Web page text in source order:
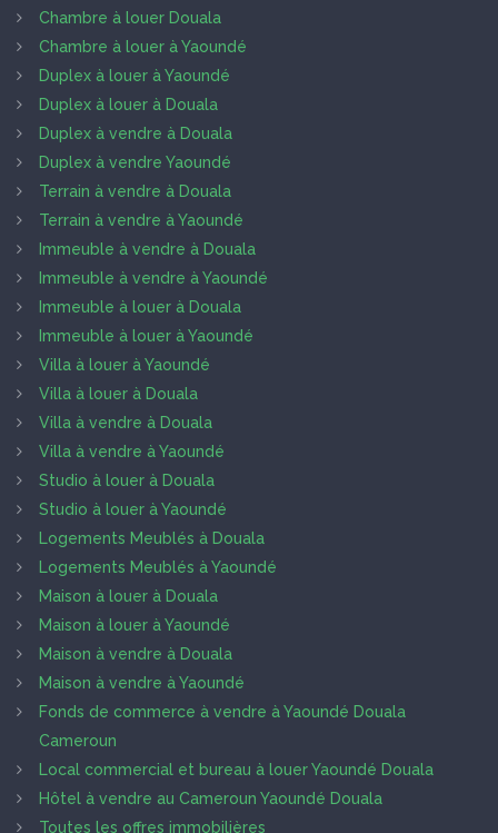
Chambre à louer Douala
Chambre à louer à Yaoundé
Duplex à louer à Yaoundé
Duplex à louer à Douala
Duplex à vendre à Douala
Duplex à vendre Yaoundé
Terrain à vendre à Douala
Terrain à vendre à Yaoundé
Immeuble à vendre à Douala
Immeuble à vendre à Yaoundé
Immeuble à louer à Douala
Immeuble à louer à Yaoundé
Villa à louer à Yaoundé
Villa à louer à Douala
Villa à vendre à Douala
Villa à vendre à Yaoundé
Studio à louer à Douala
Studio à louer à Yaoundé
Logements Meublés à Douala
Logements Meublés à Yaoundé
Maison à louer à Douala
Maison à louer à Yaoundé
Maison à vendre à Douala
Maison à vendre à Yaoundé
Fonds de commerce à vendre à Yaoundé Douala
Cameroun
Local commercial et bureau à louer Yaoundé Douala
Hôtel à vendre au Cameroun Yaoundé Douala
Toutes les offres immobilières